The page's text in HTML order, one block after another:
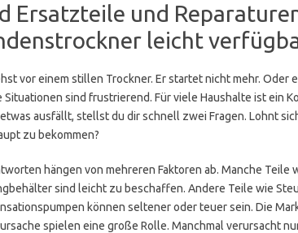
Ersatzteile und
leicht
vor einem stillen Trockner. Er startet nicht mehr. Oder
Situationen sind frustrierend. Für viele Haushalte ist ein
ausfällt, stellst du dir schnell zwei Fragen. Lohnt
zu bekommen?
hängen von mehreren Faktoren ab. Manche
sind leicht zu beschaffen. Andere Teile wie
können seltener oder teuer sein. Die
spielen eine große Rolle. Manchmal verursacht